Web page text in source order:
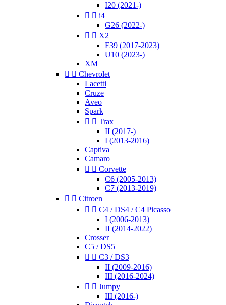
I20 (2021-)
  i4
G26 (2022-)
  X2
F39 (2017-2023)
U10 (2023-)
XM
  Chevrolet
Lacetti
Cruze
Aveo
Spark
  Trax
II (2017-)
I (2013-2016)
Captiva
Camaro
  Corvette
C6 (2005-2013)
C7 (2013-2019)
  Citroen
  C4 / DS4 / C4 Picasso
I (2006-2013)
II (2014-2022)
Crosser
C5 / DS5
  C3 / DS3
II (2009-2016)
III (2016-2024)
  Jumpy
III (2016-)